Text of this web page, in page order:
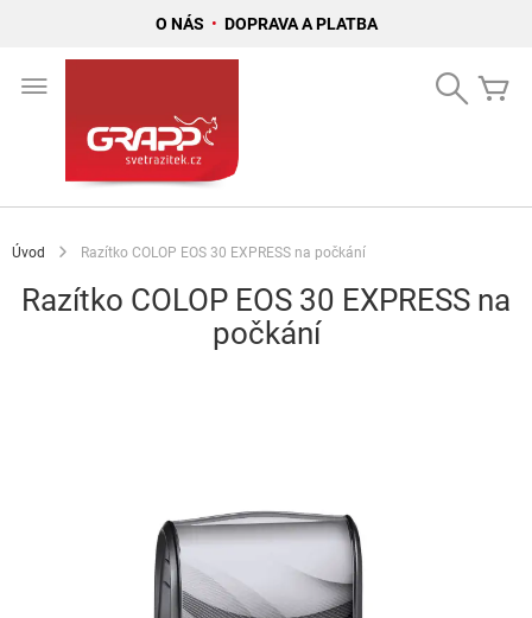
O NÁS • DOPRAVA A PLATBA
Search
Úvod Razítko COLOP EOS 30 EXPRESS na počkání
Razítko COLOP EOS 30 EXPRESS na
počkání